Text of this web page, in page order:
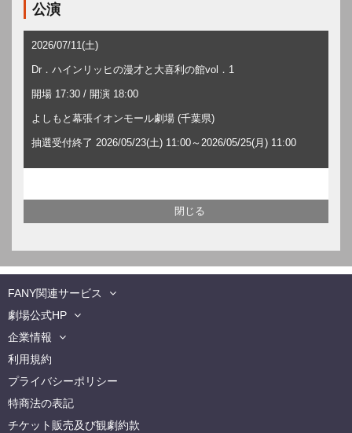
公演
2026/07/11(土)
Dr．ハインリッヒの漫才と大喜利の館vol．1
開場 17:30 / 開演 18:00
よしもと幕張イオンモール劇場 (千葉県)
抽選受付終了 2026/05/23(土) 11:00～2026/05/25(月) 11:00
FANY関連サービス
劇場公式HP
企業情報
利用規約
プライバシーポリシー
特商法の表記
チケット販売及び観劇約款